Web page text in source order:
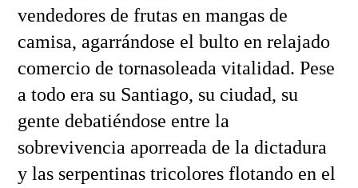
vendedores de frutas en mangas de
camisa, agarrándose el bulto en relajado
comercio de tornasoleada vitalidad. Pese
a todo era su Santiago, su ciudad, su
gente debatiéndose entre la
sobrevivencia aporreada de la dictadura
y las serpentinas tricolores flotando en el